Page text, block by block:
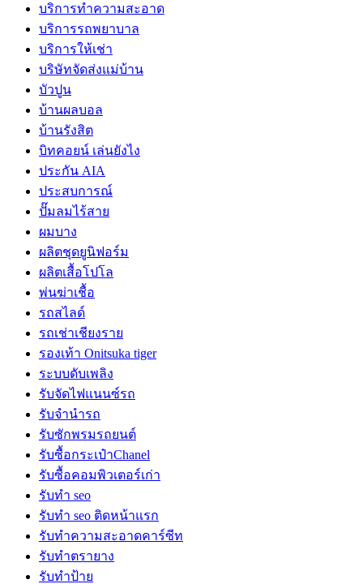
บริการทำความสะอาด
บริการรถพยาบาล
บริการให้เช่า
บริษัทจัดส่งแม่บ้าน
บัวปูน
บ้านผลบอล
บ้านรังสิต
บิทคอยน์ เล่นยังไง
ประกัน AIA
ประสบการณ์
ปั๊มลมไร้สาย
ผมบาง
ผลิตชุดยูนิฟอร์ม
ผลิตเสื้อโปโล
พ่นฆ่าเชื้อ
รถสไลด์
รถเช่าเชียงราย
รองเท้า Onitsuka tiger
ระบบดับเพลิง
รับจัดไฟแนนซ์รถ
รับจำนำรถ
รับซักพรมรถยนต์
รับซื้อกระเป๋าChanel
รับซื้อคอมพิวเตอร์เก่า
รับทำ seo
รับทำ seo ติดหน้าแรก
รับทำความสะอาดคาร์ซีท
รับทำตรายาง
รับทำป้าย